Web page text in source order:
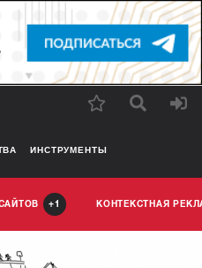
ИНСТРУМЕНТЫ
1 КОНТЕКСТНАЯ